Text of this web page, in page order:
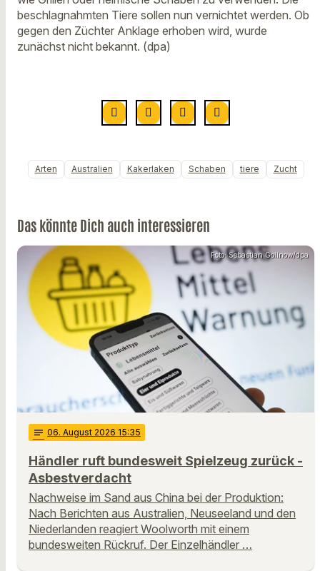
beschlagnahmten Tiere sollen nun vernichtet werden. Ob
gegen den Züchter Anklage erhoben wird, wurde
zunächst nicht bekannt. (dpa)
Arten Australien Kakerlaken Schaben tiere Zucht
Das könnte Dich auch interessieren
Foto: Sebastian Gollnow/dpa
notes 06. August 2026 15:35
Händler ruft bundesweit Spielzeug zurück -
Asbestverdacht
Nachweise im Sand aus China bei der Produktion:
Nach Berichten aus Australien, Neuseeland und den
Niederlanden reagiert Woolworth mit einem
bundesweiten Rückruf. Der Einzelhändler …